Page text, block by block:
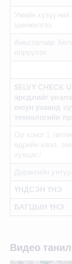
Умайн хүзүүний
шинжилгээ
Амьсгалаар
илрүүлэх
SELVY CHECK
эрсдлийг
оюун ухаанд
технологийн
Ор хоног 1 /
өдрийн хоол,
хувцас/
Дурангийн
ҮНДСЭН ҮНЭ
БАГЦЫН ҮНЭ
Видео